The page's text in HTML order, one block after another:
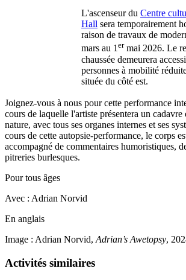
L'ascenseur du Centre
Hall sera temporairement
raison de travaux de
mars au 1ermai 2026. Le
chaussée demeurera
personnes à mobilité
située du côté est.
Joignez-vous à nous pour cette performance
cours de laquelle l'artiste présentera un
nature, avec tous ses organes internes et ses
cours de cette autopsie-performance, le corps
accompagné de commentaires humoristiques,
pitreries burlesques.
Pour tous âges
Avec : Adrian Norvid
En anglais
Image : Adrian Norvid,Adrian’s Awetopsy,
Activités similaires